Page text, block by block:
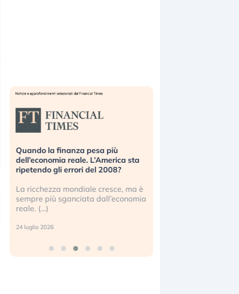
Quando la finanza pesa più
dell’economia reale. L’America sta
ripetendo gli errori del 2008?
La ricchezza mondiale cresce, ma è
sempre più sganciata dall’economia
reale. (…)
24 luglio 2026